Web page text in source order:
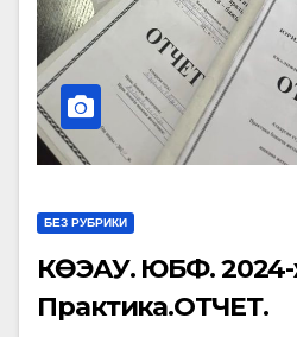
БЕЗ РУБРИКИ
КӨЭАУ. ЮБФ. 2024-
Практика.ОТЧЕТ.